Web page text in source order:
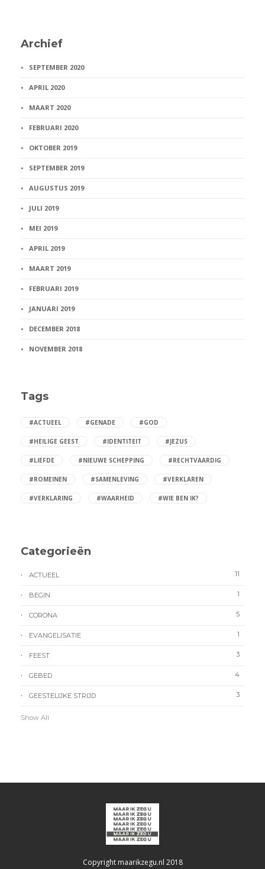
Archief
SEPTEMBER 2020
APRIL 2020
MAART 2020
FEBRUARI 2020
OKTOBER 2019
SEPTEMBER 2019
AUGUSTUS 2019
JULI 2019
MEI 2019
APRIL 2019
MAART 2019
FEBRUARI 2019
JANUARI 2019
DECEMBER 2018
NOVEMBER 2018
Tags
#ACTUEEL #GENADE #GOD
#HEILIGE GEEST #IDENTITEIT #JEZUS
#LIEFDE #NIEUWE SCHEPPING #RECHTVAARDIG
#ROMEINEN #SAMENLEVING #VERKLAREN
#VERKLARING #WAARHEID #WIE BEN IK?
Categorieën
ACTUEEL 11
BEGIN 1
CORONA 5
EVANGELISATIE 1
FEEST 3
GEBED 4
GEESTELIJKE STRIJD 3
Show All
Copyright maarikzegu.nl 2018